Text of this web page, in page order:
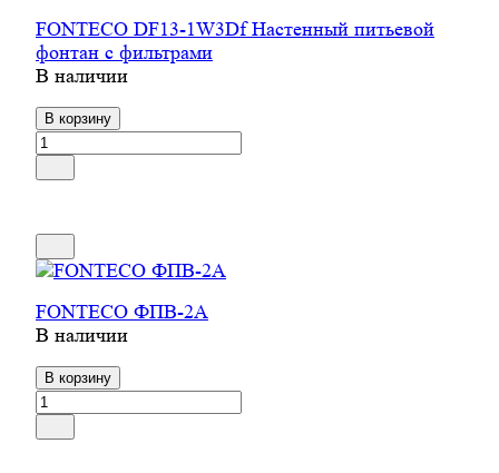
FONTECO DF13-1W3Df Настенный питьевой
фонтан с фильтрами
В наличии
В корзину
FONTECO ФПВ-2А
В наличии
В корзину